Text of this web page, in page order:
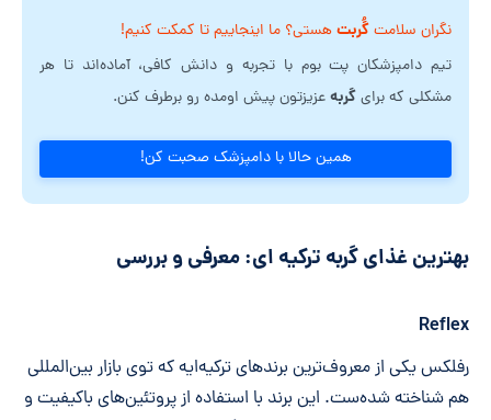
نگران سلامتگُربتهستی؟ ما اینجاییم تا کمکت کنیم!
تیم دامپزشکان پت بوم با تجربه و دانش کافی، آماده‌اند تا هر
مشکلی که برایگربهعزیزتون پیش اومده رو برطرف کنن.
همین حالا با دامپزشک صحبت کن!
بهترین غذای گربه ترکیه ای: معرفی و بررسی
Reflex
رفلکس یکی از معروف‌ترین برندهای ترکیه‌ایه که توی بازار بین‌المللی
هم شناخته شده‌ست. این برند با استفاده از پروتئین‌های باکیفیت و